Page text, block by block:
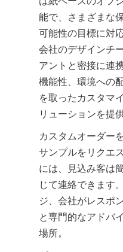
能で、さまざまな
可能性の目標に対
会社のデザインチ
アントと密接に連
機能性、環境への
を取ったカスタマ
リューションを提
カスタムオーダー
サンプルをリクエ
には、見込み客は
じて連絡できます。
ジ、会社がレスポ
と専門的なアドバ
場所。